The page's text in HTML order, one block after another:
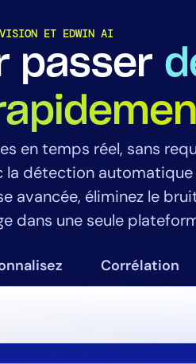
ET EDWIN AI
passer
en temps réel, sans
la détection automatique
avancée, éliminez le
dans une seule
Corrélation